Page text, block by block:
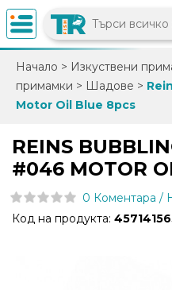
×
0882
892
info@trfish.com
Вход
Начало > Изкуствени
примамки > Шадове >
Motor Oil Blue 8pcs
REINS
#046 MOTOR
0 Коментара /
Код на продукта: